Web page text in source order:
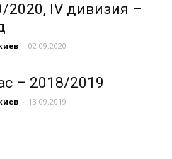
2020, IV дивизия –
- 02.09.2020
– 2018/2019
- 13.09.2019